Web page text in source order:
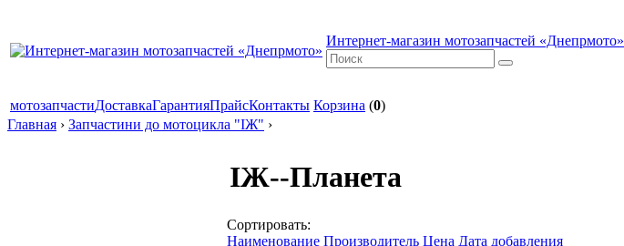
Интернет-магазин мотозапчастей «Днепрмото»
мотозапчастиДоставкаГарантияПрайсКонтакты Корзина (0)
Главная › Запчастини до мотоцикла "ІЖ" ›
ІЖ--Планета
Сортировать:
Наименование Производитель Цена Дата добавления